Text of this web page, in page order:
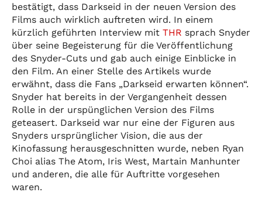
bestätigt, dass Darkseid in der neuen Version des
Films auch wirklich auftreten wird. In einem
kürzlich geführten Interview mit THR sprach Snyder
über seine Begeisterung für die Veröffentlichung
des Snyder-Cuts und gab auch einige Einblicke in
den Film. An einer Stelle des Artikels wurde
erwähnt, dass die Fans „Darkseid erwarten können“.
Snyder hat bereits in der Vergangenheit dessen
Rolle in der urspünglichen Version des Films
geteasert. Darkseid war nur eine der Figuren aus
Snyders ursprünglicher Vision, die aus der
Kinofassung herausgeschnitten wurde, neben Ryan
Choi alias The Atom, Iris West, Martain Manhunter
und anderen, die alle für Auftritte vorgesehen
waren.